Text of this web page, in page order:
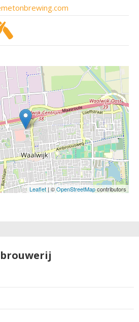
Leaflet| ©OpenStreetMapcontributors